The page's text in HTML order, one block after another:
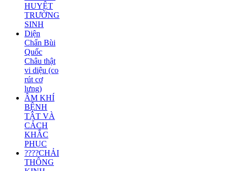
HUYỆT
TRƯỜNG
SINH
Diện
Chẩn Bùi
Quốc
Châu thật
vi diệu (co
rút cơ
lưng)
ÂM KHÍ
BỆNH
TẬT VÀ
CÁCH
KHẮC
PHỤC
????CHẢI
THÔNG